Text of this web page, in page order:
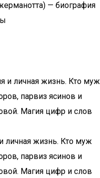
— биография
личная жизнь. Кто муж
парвиз ясинов и
Магия цифр и слов